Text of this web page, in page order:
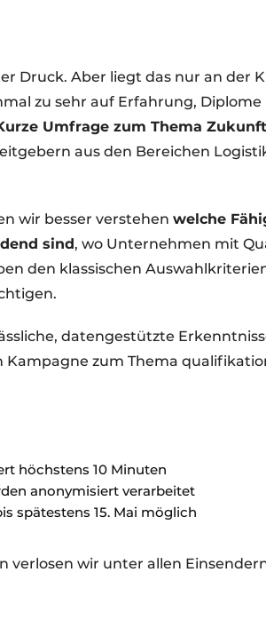
Druck. Aber liegt das nur an der
zu sehr auf Erfahrung,
Umfrage zum Thema
aus den Bereichen
wir besser verstehen welche
sind, wo Unternehmen mit
den klassischen
datengestützte
Kampagne zum Thema
höchstens 10 Minuten
anonymisiert verarbeitet
spätestens 15. Mai möglich
verlosen wir unter allen